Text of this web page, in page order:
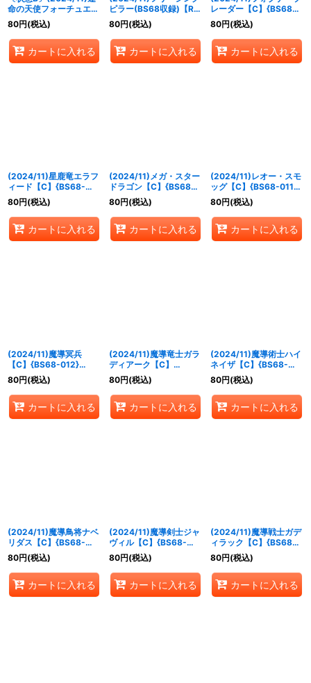
命の天使フォーチュエル
【M】{BS68-056}
《黄》
80円(税込)
カートに入れる
ピラー(BS68収録)【R】
{BS54-074}《白》
80円(税込)
カートに入れる
レーダー【C】{BS68-
002}《赤》
80円(税込)
カートに入れる
(2024/11)星鹿竜エラフ
ィード【C】{BS68-
008}《赤》
80円(税込)
カートに入れる
(2024/11)メガ・スター
ドラゴン【C】{BS68-
010}《赤》
80円(税込)
カートに入れる
(2024/11)レオー・スモ
ッグ【C】{BS68-011}
《紫》
80円(税込)
カートに入れる
(2024/11)魔導冥兵
【C】{BS68-012}
《紫》
80円(税込)
カートに入れる
(2024/11)魔導竜士ガラ
ディアーク【C】
{BS68-015}《紫》
80円(税込)
カートに入れる
(2024/11)魔導術士ハイ
ネイザ【C】{BS68-
016}《紫》
80円(税込)
カートに入れる
(2024/11)魔導鳥将ナベ
リダス【C】{BS68-
017}《紫》
80円(税込)
カートに入れる
(2024/11)魔導剣士ジャ
ヴィル【C】{BS68-
019}《紫》
80円(税込)
カートに入れる
(2024/11)魔導戦士ガデ
ィラック【C】{BS68-
022}《紫》
80円(税込)
カートに入れる